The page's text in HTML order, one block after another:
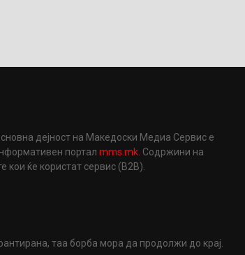
дејност на Македоски Медиа Сервис е
порталmms.mk. Содржини на
ќе користат сервис (B2B).
таа борба мора да продолжи до крај.